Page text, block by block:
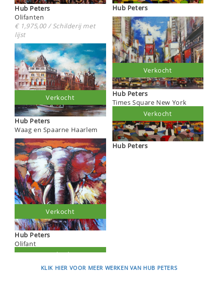
Hub Peters
Olifanten
€ 1,975,00 / Schilderij met
lijst
Hub Peters
Waag en Spaarne Haarlem
Verkocht
Hub Peters
Olifant
Verkocht
Hub Peters
Hub Peters
Times Square New York
Verkocht
Hub Peters
Verkocht
KLIK HIER VOOR MEER WERKEN VAN HUB PETERS